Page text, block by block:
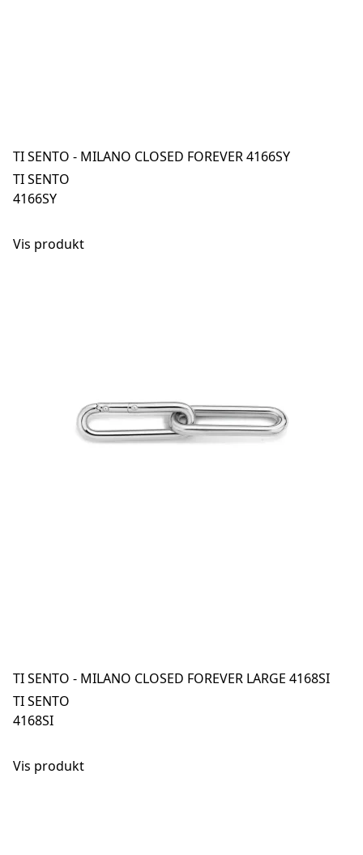
TI SENTO - MILANO CLOSED FOREVER 4166SY
TI SENTO
4166SY
Vis produkt
TI SENTO - MILANO CLOSED FOREVER LARGE 4168SI
TI SENTO
4168SI
Vis produkt